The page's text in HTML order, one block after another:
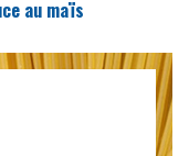
au maïs